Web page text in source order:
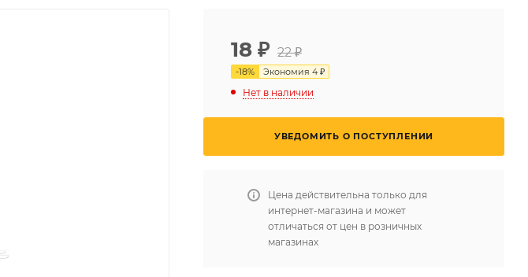
18 ₽ 22 ₽
-18% Экономия 4 ₽
Нет в наличии
УВЕДОМИТЬ О ПОСТУПЛЕНИИ
Цена действительна только для
интернет-магазина и может
отличаться от цен в розничных
магазинах